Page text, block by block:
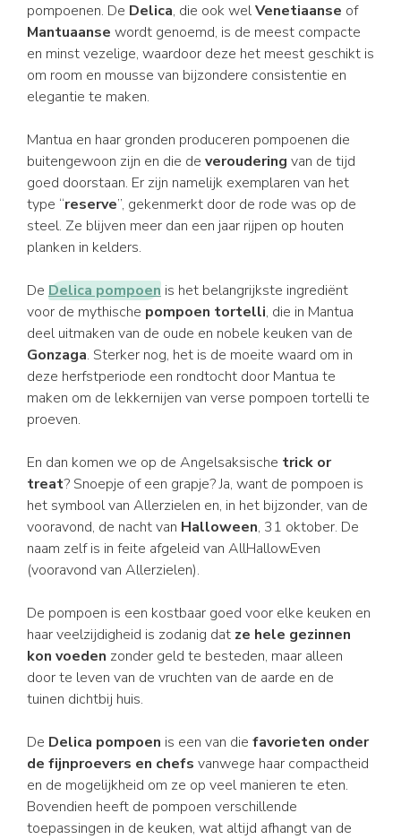
pompoenen. De Delica, die ook welVenetiaanse of
Mantuaanse wordt genoemd, is de meest compacte
en minst vezelige, waardoor deze het meest geschikt is
om room en mousse van bijzondere consistentie en
elegantie te maken.
Mantua en haar gronden produceren pompoenen die
buitengewoon zijn en die de veroudering van de tijd
goed doorstaan. Er zijn namelijk exemplaren van het
type “reserve”, gekenmerkt door de rode was op de
steel. Ze blijven meer dan een jaar rijpen op houten
planken in kelders.
De Delica pompoen is het belangrijkste ingrediënt
voor de mythische pompoen tortelli, die in Mantua
deel uitmaken van de oude en nobele keuken van de
Gonzaga. Sterker nog, het is de moeite waard om in
deze herfstperiode een rondtocht door Mantua te
maken om de lekkernijen van verse pompoen tortelli te
proeven.
En dan komen we op de Angelsaksische trick or
treat? Snoepje of een grapje? Ja, want de pompoen is
het symbool van Allerzielen en, in het bijzonder, van de
vooravond, de nacht van Halloween, 31 oktober. De
naam zelf is in feite afgeleid van AllHallowEven
(vooravond van Allerzielen).
De pompoen is een kostbaar goed voor elke keuken en
haar veelzijdigheid is zodanig dat ze hele gezinnen
kon voeden zonder geld te besteden, maar alleen
door te leven van de vruchten van de aarde en de
tuinen dichtbij huis.
De Delica pompoen is een van die favorieten onder
de fijnproevers en chefs vanwege haar compactheid
en de mogelijkheid om ze op veel manieren te eten.
Bovendien heeft de pompoen verschillende
toepassingen in de keuken, wat altijd afhangt van de